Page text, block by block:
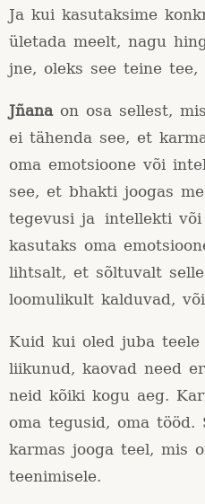
Ja kui kasutaksime
ületada meelt, nagu
jne, oleks see teine
Jñanaon osa sellest,
ei tähenda see, et
oma emotsioone või
see, et bhakti joogas
tegevusi ja intellekti
kasutaks oma
lihtsalt, et sõltuvalt
loomulikult kalduvad,
Kuid kui oled juba
liikunud, kaovad need
neid kõiki kogu aeg.
oma tegusid, oma
karmas jooga teel, mis
teenimisele.